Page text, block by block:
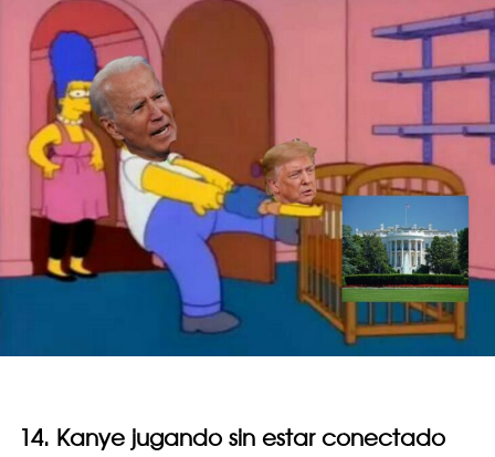
14. Kanye jugando sin estar conectado